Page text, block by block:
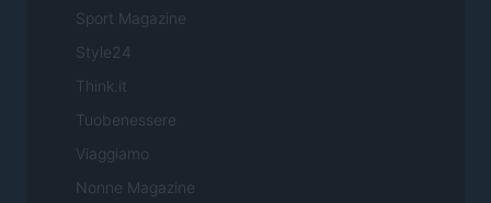
Sport Magazine
Style24
Think.it
Tuobenessere
Viaggiamo
Nonne Magazine